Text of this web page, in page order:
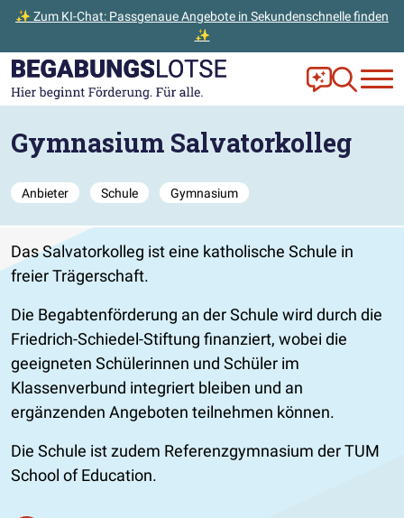
✨ Zum KI-Chat: Passgenaue Angebote in Sekundenschnelle finden
✨
Zum Hauptinhalt der Seite springen
Zur Startseite gehen Frag Ella!
Zur
Gymnasium Salvatorkolleg
Anbieter Schule Gymnasium
Das Salvatorkolleg ist eine katholische Schule in
freier Trägerschaft.
Die Begabtenförderung an der Schule wird durch die
Friedrich-Schiedel-Stiftung finanziert, wobei die
geeigneten Schülerinnen und Schüler im
Klassenverbund integriert bleiben und an
ergänzenden Angeboten teilnehmen können.
Die Schule ist zudem Referenzgymnasium der TUM
School of Education.